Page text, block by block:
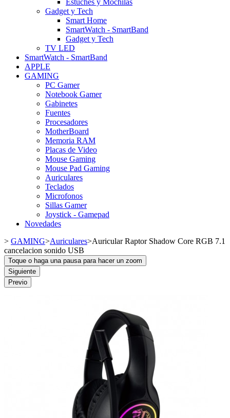
Gadget y Tech
Smart Home
SmartWatch - SmartBand
Gadget y Tech
TV LED
SmartWatch - SmartBand
APPLE
GAMING
PC Gamer
Notebook Gamer
Gabinetes
Fuentes
Procesadores
MotherBoard
Memoria RAM
Placas de Video
Mouse Gaming
Mouse Pad Gaming
Auriculares
Teclados
Microfonos
Sillas Gamer
Joystick - Gamepad
Novedades
> GAMING>Auriculares>Auricular Raptor Shadow Core RGB 7.1
cancelacion sonido USB
Toque o haga una pausa para hacer un zoom
Siguiente
Previo